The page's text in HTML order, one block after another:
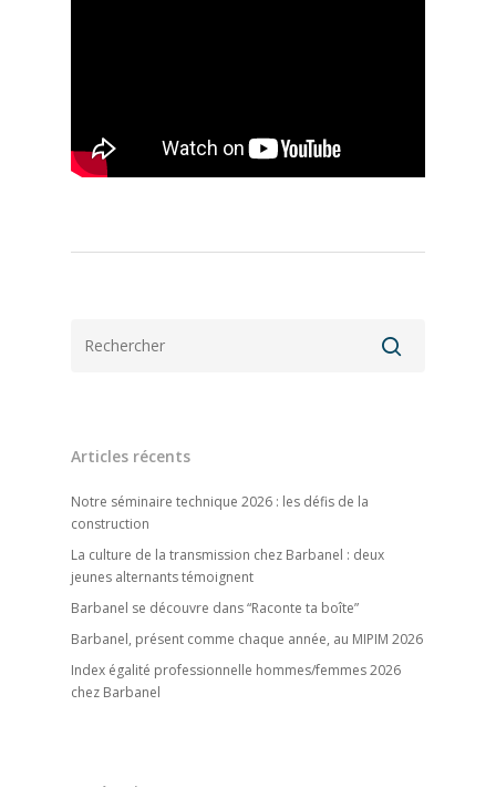
Articles récents
Notre séminaire technique 2026 : les défis de la
construction
La culture de la transmission chez Barbanel : deux
jeunes alternants témoignent
Barbanel se découvre dans “Raconte ta boîte”
Barbanel, présent comme chaque année, au MIPIM 2026
Index égalité professionnelle hommes/femmes 2026
chez Barbanel